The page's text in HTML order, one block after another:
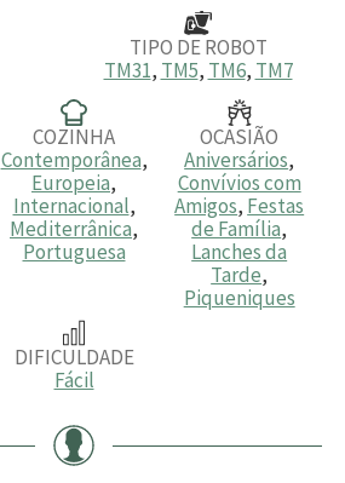
TIPO DE ROBOT
TM31, TM5, TM6, TM7
COZINHA
Contemporânea,
Europeia,
Internacional,
Mediterrânica,
Portuguesa
OCASIÃO
Aniversários,
Convívios com
Amigos, Festas
de Família,
Lanches da
Tarde,
Piqueniques
DIFICULDADE
Fácil